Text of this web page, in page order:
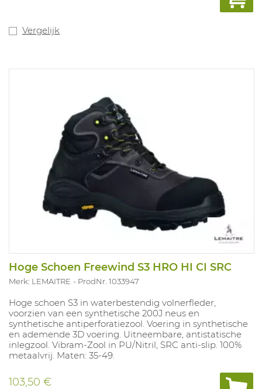
Vergelijk
Hoge Schoen Freewind S3 HRO HI CI SRC
Merk: LEMAITRE ProdNr. 1033947
Hoge schoen S3 in waterbestendig volnerfleder,
voorzien van een synthetische 200J neus en
synthetische antiperforatiezool. Voering in synthetische
en ademende 3D voering. Uitneembare, antistatische
inlegzool. Vibram-Zool in PU/Nitril, SRC anti-slip. 100%
metaalvrij. Maten: 35-49.
103,50 €